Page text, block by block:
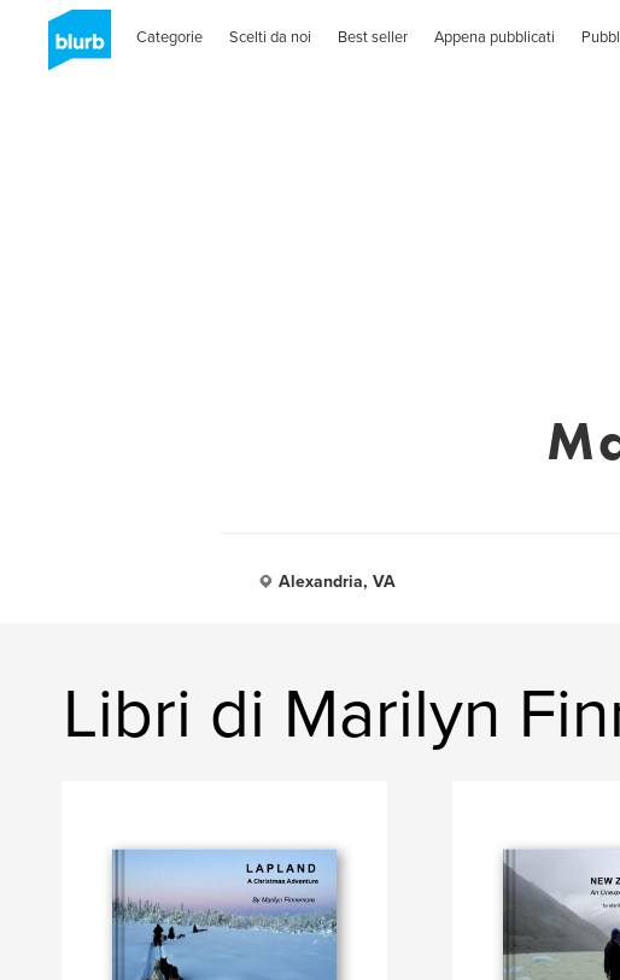
Categorie Scelti da noi Best seller Appena pubblicati
Alexandria, VA
Libri di Marilyn